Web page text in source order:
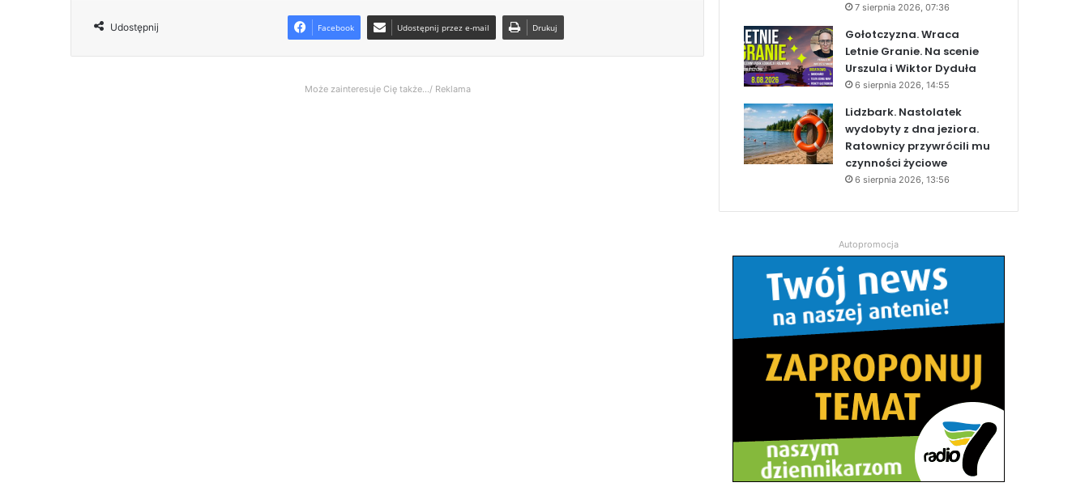
Udostępnij Facebook Udostępnij przez e-mail Drukuj
Może zainteresuje Cię także.../ Reklama
7 sierpnia 2026, 07:36
Gołotczyzna. Wraca
Letnie Granie. Na scenie
Urszula i Wiktor Dyduła
6 sierpnia 2026, 14:55
Lidzbark. Nastolatek
wydobyty z dna jeziora.
Ratownicy przywrócili mu
czynności życiowe
6 sierpnia 2026, 13:56
Autopromocja